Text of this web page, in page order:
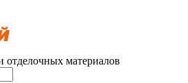
отделочных материалов